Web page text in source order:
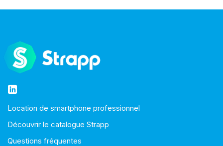
Location de smartphone professionnel
Découvrir le catalogue Strapp
Questions fréquentes